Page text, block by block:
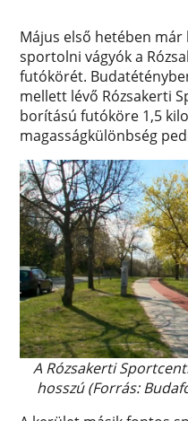
Május első hetében
sportolni vágyók a
futókörét.
mellett lévő Rózsakerti
borítású futóköre 1,5
magasságkülönbség
A Rózsakerti
hosszú (Forrás: